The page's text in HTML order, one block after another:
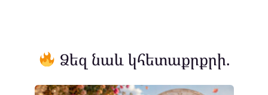
Ձեզ նաև կհետաքրքրի.